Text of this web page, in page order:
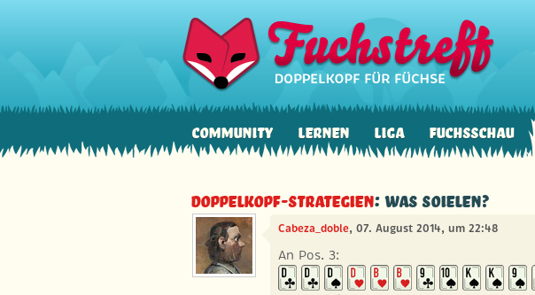
Community Lernen Liga Fuchsschau
Doppelkopf-Strategien: Was soielen?
Cabeza_doble, 07. August 2014, um 22:48
An Pos. 3: